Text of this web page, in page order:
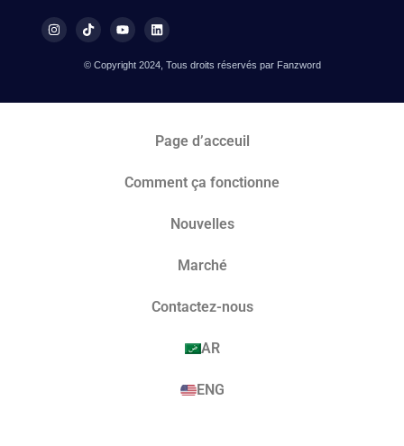
© Copyright 2024, Tous droits réservés par Fanzword
Page d’acceuil
Comment ça fonctionne
Nouvelles
Marché​
Contactez-nous
AR
ENG